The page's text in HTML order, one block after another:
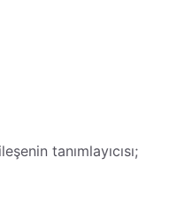
tanımlayıcısı;